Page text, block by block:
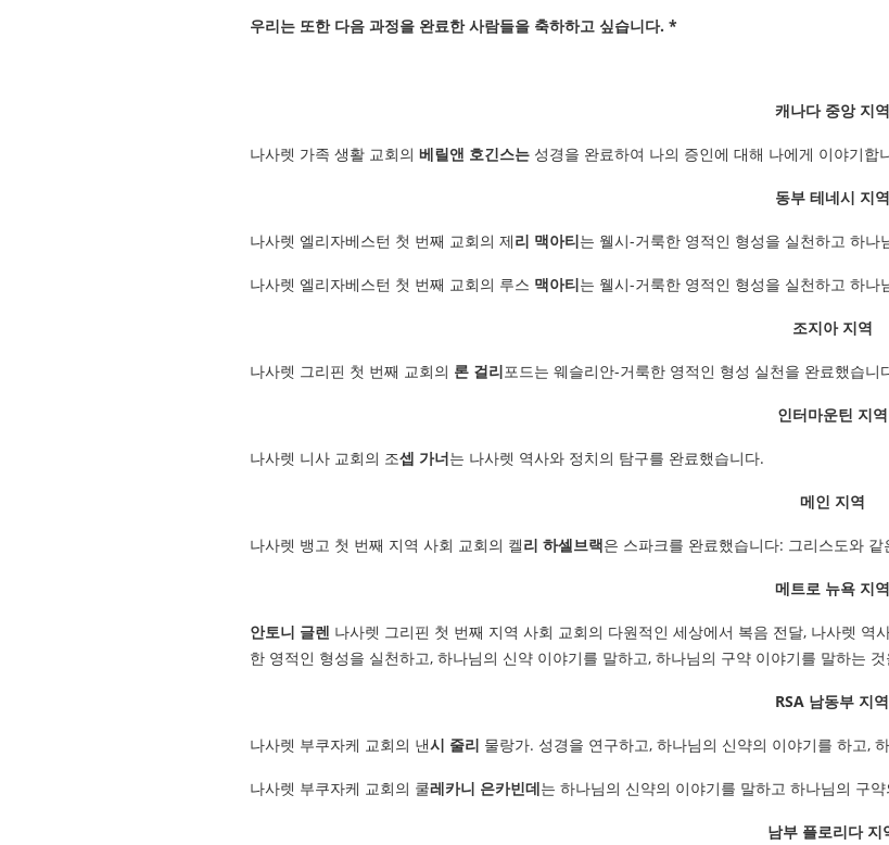
우리는 또한 다음 과정을 완료한 사람들을 축하하고 싶습니다. *
캐나다 중앙 지역
나사렛 가족 생활 교회의 베릴앤 호긴스는성경을 완료하여 나의 증인에 대해 나에게 이야기합
동부 테네시 지역
나사렛 엘리자베스턴 첫 번째 교회의 제리 맥아티는 웰시-거룩한 영적인 형성을 실천하고 하
나사렛 엘리자베스턴 첫 번째 교회의 루스 맥아티는 웰시-거룩한 영적인 형성을 실천하고 하
조지아 지역
나사렛 그리핀 첫 번째 교회의 론 걸리포드는 웨슬리안-거룩한 영적인 형성 실천을 완료했습니
인터마운틴 지역
나사렛 니사 교회의 조셉 가너는 나사렛 역사와 정치의 탐구를 완료했습니다.
메인 지역
나사렛 뱅고 첫 번째 지역 사회 교회의 켈리 하셀브랙은 스파크를 완료했습니다: 그리스도와
메트로 뉴욕 지역
안토니 글렌 나사렛 그리핀 첫 번째 지역 사회 교회의 다원적인 세상에서 복음 전달, 나사렛
한 영적인 형성을 실천하고, 하나님의 신약 이야기를 말하고, 하나님의 구약 이야기를 말하는
RSA 남동부 지역
나사렛 부쿠자케 교회의 낸시 줄리 물랑가. 성경을 연구하고, 하나님의 신약의 이야기를 하고,
나사렛 부쿠자케 교회의 쿨레카니 은카빈데는 하나님의 신약의 이야기를 말하고 하나님의 구
남부 플로리다 지